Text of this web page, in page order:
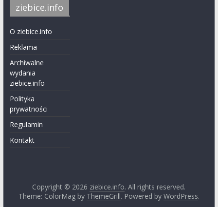
ziebice.info
O ziebice.info
Reklama
Archiwalne
wydania
ziebice.info
Polityka
prywatności
Regulamin
Kontakt
Copyright © 2026 ziebice.info. All rights reserved.
Theme: ColorMag by ThemeGrill. Powered by WordPress.